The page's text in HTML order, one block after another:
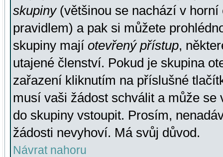
skupiny(většinou se nachází v horní
pravidlem) a pak si můžete
skupiny mají otevřený přístup,
utajené členství. Pokud je skupina
zařazení kliknutím na příslušné
musí vaši žádost schválit a může se
do skupiny vstoupit. Prosím,
žádosti nevyhoví. Má svůj důvod.
Návrat nahoru